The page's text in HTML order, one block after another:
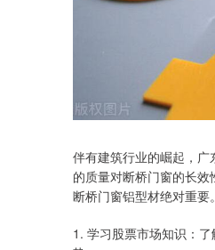
伴有建筑行业的崛起，
的质量对断桥门窗的长
断桥门窗铝型材绝对重要。
1. 学习股票市场知识：